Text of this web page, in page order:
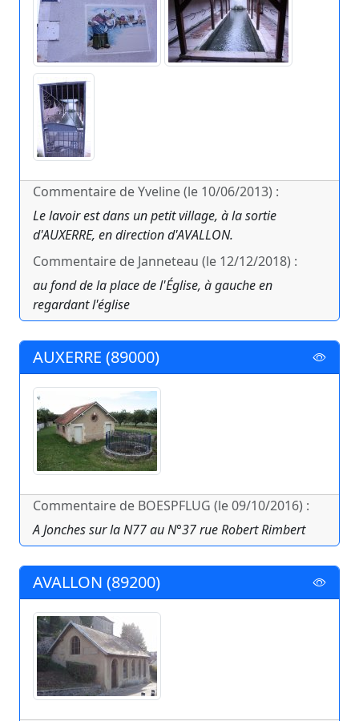
Commentaire de Yveline (le 10/06/2013) :
Le lavoir est dans un petit village, à la sortie
d'AUXERRE, en direction d'AVALLON.
Commentaire de Janneteau (le 12/12/2018) :
au fond de la place de l'Église, à gauche en
regardant l'église
AUXERRE (89000)
Commentaire de BOESPFLUG (le 09/10/2016) :
A Jonches sur la N77 au N°37 rue Robert Rimbert
AVALLON (89200)